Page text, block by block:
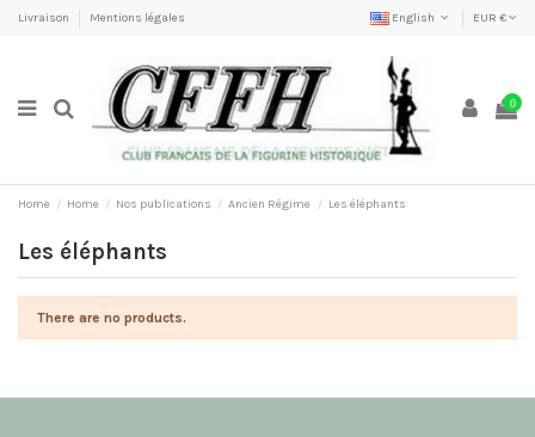
Livraison Mentions légales English EUR €
0
Home Home Nos publications Ancien Régime Les éléphants
Les éléphants
There are no products.